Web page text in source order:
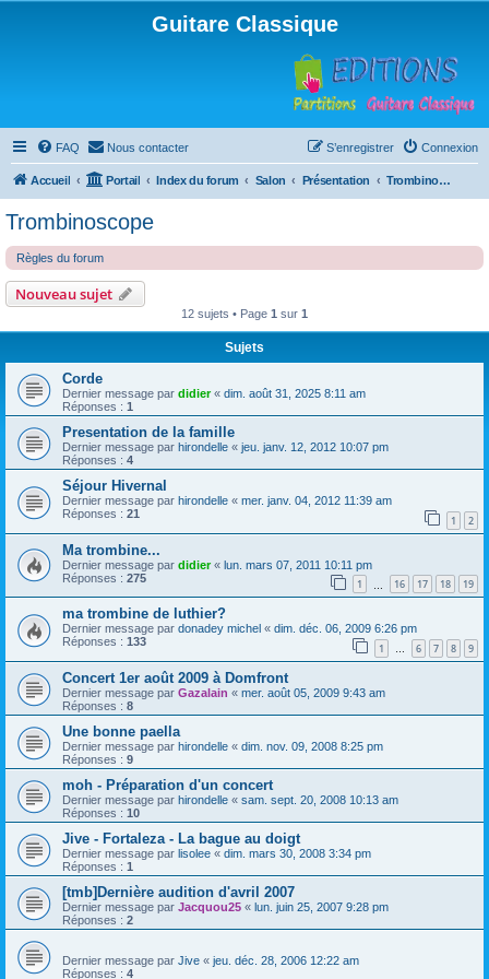
Guitare Classique
FAQ Nous contacter Connexion
S’enregistrer
Accueil Portail Index du forum Salon Présentation Trombinoscope
Trombinoscope
Règles du forum
Nouveau sujet
12 sujets • Page 1 sur 1
Sujets
Corde
Dernier message par didier« dim. août 31, 2025 8:11 am
Réponses : 1
Presentation de la famille
Dernier message par hirondelle « jeu. janv. 12, 2012 10:07 pm
Réponses : 4
Séjour Hivernal
Dernier message par hirondelle « mer. janv. 04, 2012 11:39 am
Réponses : 21 1 2
Ma trombine...
Dernier message par didier« lun. mars 07, 2011 10:11 pm
Réponses : 275 1 16 17 18 19
ma trombine de luthier?
Dernier message par donadey michel « dim. déc. 06, 2009 6:26 pm
Réponses : 133 1 … 6 7 8 9
Concert 1er août 2009 à Domfront
Dernier message par Gazalain « mer. août 05, 2009 9:43 am
Réponses : 8
Une bonne paella
Dernier message par hirondelle « dim. nov. 09, 2008 8:25 pm
Réponses : 9
moh - Préparation d'un concert
Dernier message par hirondelle « sam. sept. 20, 2008 10:13 am
Réponses : 10
Jive - Fortaleza - La bague au doigt
Dernier message par lisolee « dim. mars 30, 2008 3:34 pm
Réponses : 1
[tmb]Dernière audition d'avril 2007
Dernier message par Jacquou25 « lun. juin 25, 2007 9:28 pm
Réponses : 2
Dernier message par Jive « jeu. déc. 28, 2006 12:22 am
Réponses : 4